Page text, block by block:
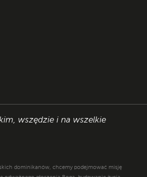
wszędzie i na wszelkie
dominikanów, chcemy podejmować misję